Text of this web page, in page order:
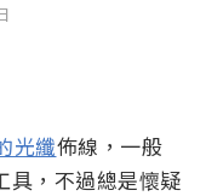
光纖佈線，一般
具，不過總是懷疑